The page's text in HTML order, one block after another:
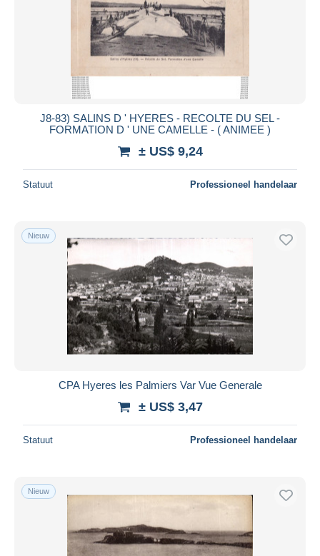
J8-83) SALINS D ' HYERES - RECOLTE DU SEL -
FORMATION D ' UNE CAMELLE - ( ANIMEE )
± US$ 9,24
Statuut Professioneel handelaar
Nieuw
CPA Hyeres les Palmiers Var Vue Generale
± US$ 3,47
Statuut Professioneel handelaar
Nieuw